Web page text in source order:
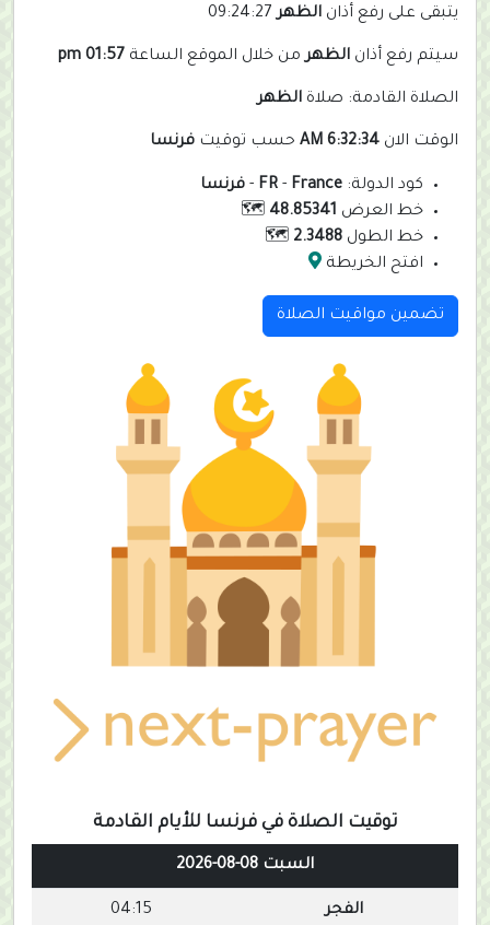
يتبقى على رفع أذان الظهر 09:24:27
سيتم رفع أذان الظهرمن خلال الموقع الساعة 01:57 pm
الصلاة القادمة: صلاة الظهر
الوقت الان 6:32:34 AM حسب توقيت فرنسا
كود الدولة: FR - France
- فرنسا
خط العرض 48.85341
🗺️
خط الطول 2.3488
🗺️
افتح الخريطة
تضمين مواقيت الصلاة
توقيت الصلاة في فرنسا للأيام القادمة
السبت 08-08-2026
الفجر 04:15